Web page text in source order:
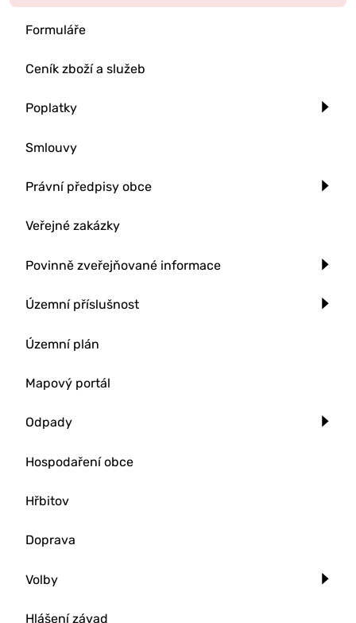
Formuláře
Ceník zboží a služeb
Poplatky
Smlouvy
Právní předpisy obce
Veřejné zakázky
Povinně zveřejňované informace
Územní příslušnost
Územní plán
Mapový portál
Odpady
Hospodaření obce
Hřbitov
Doprava
Volby
Hlášení závad